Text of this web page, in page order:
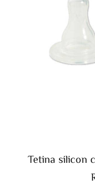
Tetina silicon